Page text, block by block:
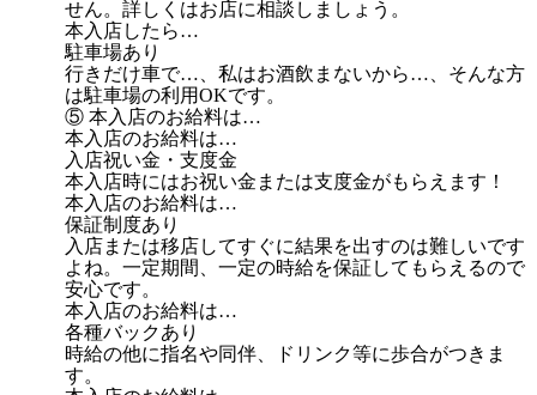
せん。詳しくはお店に相談しましょう。
本入店したら…
駐車場あり
行きだけ車で…、私はお酒飲まないから…、そんな方
は駐車場の利用OKです。
⑤ 本入店のお給料は…
本入店のお給料は…
入店祝い金・支度金
本入店時にはお祝い金または支度金がもらえます！
本入店のお給料は…
保証制度あり
入店または移店してすぐに結果を出すのは難しいです
よね。一定期間、一定の時給を保証してもらえるので
安心です。
本入店のお給料は…
各種バックあり
時給の他に指名や同伴、ドリンク等に歩合がつきま
す。